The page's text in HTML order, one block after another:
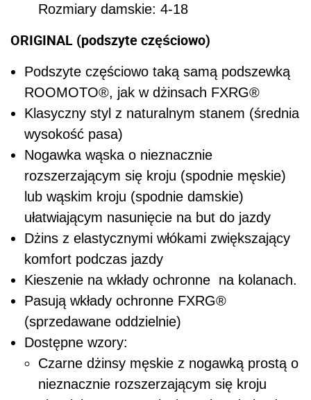
Rozmiary damskie: 4-18
ORIGINAL (podszyte częściowo)
Podszyte częściowo taką samą podszewką
ROOMOTO®, jak w dżinsach FXRG®
Klasyczny styl z naturalnym stanem (średnia
wysokość pasa)
Nogawka wąska o nieznacznie
rozszerzającym się kroju (spodnie męskie)
lub wąskim kroju (spodnie damskie)
ułatwiającym nasunięcie na but do jazdy
Dżins z elastycznymi włókami zwiększający
komfort podczas jazdy
Kieszenie na wkłady ochronne na kolanach.
Pasują wkłady ochronne FXRG®
(sprzedawane oddzielnie)
Dostępne wzory:
Czarne dżinsy męskie z nogawką prostą o
nieznacznie rozszerzającym się kroju